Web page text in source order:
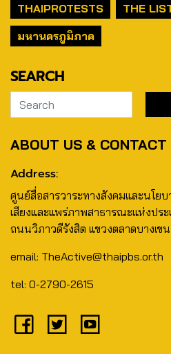
THAIPROTESTS
THE
มหานครภูมิภาค
SEARCH
ABOUT US & CONTACT
Address:
ศูนย์สื่อสารวาระทางสังคมและนโย
เสียงและแพร่ภาพสาธารณะแห่งปร
ถนนวิภาวดีรังสิต แขวงตลาดบางเขน
email: TheActive@thaipbs.or.th
tel: 0-2790-2615